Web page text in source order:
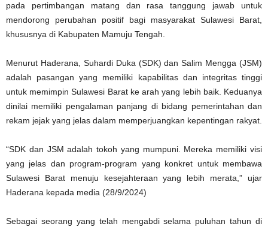
pada pertimbangan matang dan rasa tanggung jawab untuk
mendorong perubahan positif bagi masyarakat Sulawesi Barat,
khususnya di Kabupaten Mamuju Tengah.
Menurut Haderana, Suhardi Duka (SDK) dan Salim Mengga (JSM)
adalah pasangan yang memiliki kapabilitas dan integritas tinggi
untuk memimpin Sulawesi Barat ke arah yang lebih baik. Keduanya
dinilai memiliki pengalaman panjang di bidang pemerintahan dan
rekam jejak yang jelas dalam memperjuangkan kepentingan rakyat.
“SDK dan JSM adalah tokoh yang mumpuni. Mereka memiliki visi
yang jelas dan program-program yang konkret untuk membawa
Sulawesi Barat menuju kesejahteraan yang lebih merata,” ujar
Haderana kepada media (28/9/2024)
Sebagai seorang yang telah mengabdi selama puluhan tahun di